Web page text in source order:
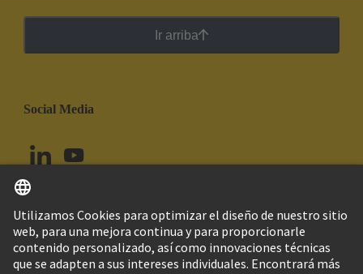
Ir arriba
Social Media
Ecuador Español